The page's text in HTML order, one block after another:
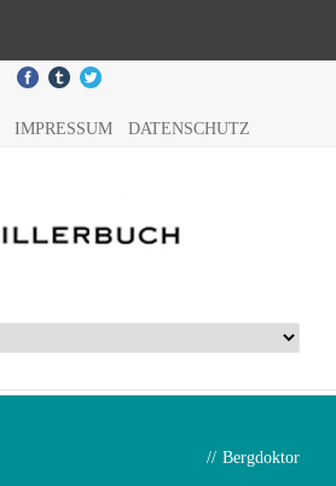
IMPRESSUM DATENSCHUTZ
// Bergdoktor